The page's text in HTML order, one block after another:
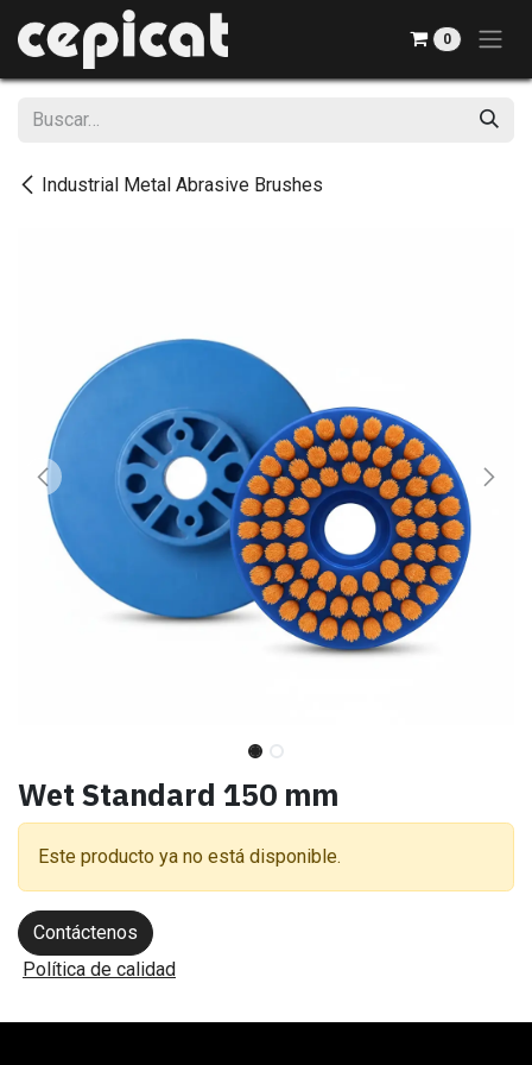
0
Industrial Metal Abrasive Brushes
Wet Standard 150 mm
Este producto ya no está disponible.
Contáctenos
Política de calidad